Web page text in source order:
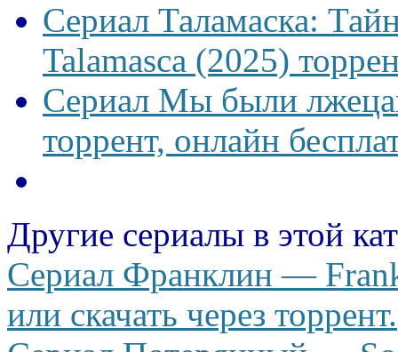
Сериал Таламаска:
Talamasca (2025)
Сериал Мы были
торрент, онлайн
Другие сериалы в этой
Сериал Франклин —
или скачать через торрент.